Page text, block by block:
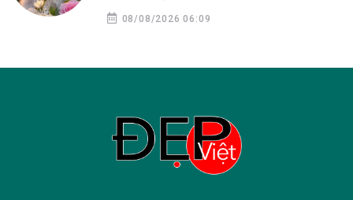
08/08/2026 06:09